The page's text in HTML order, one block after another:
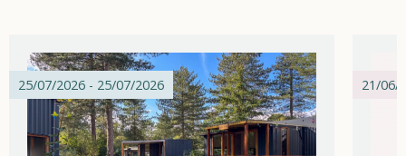
25/07/2026 - 25/07/2026 21/06/